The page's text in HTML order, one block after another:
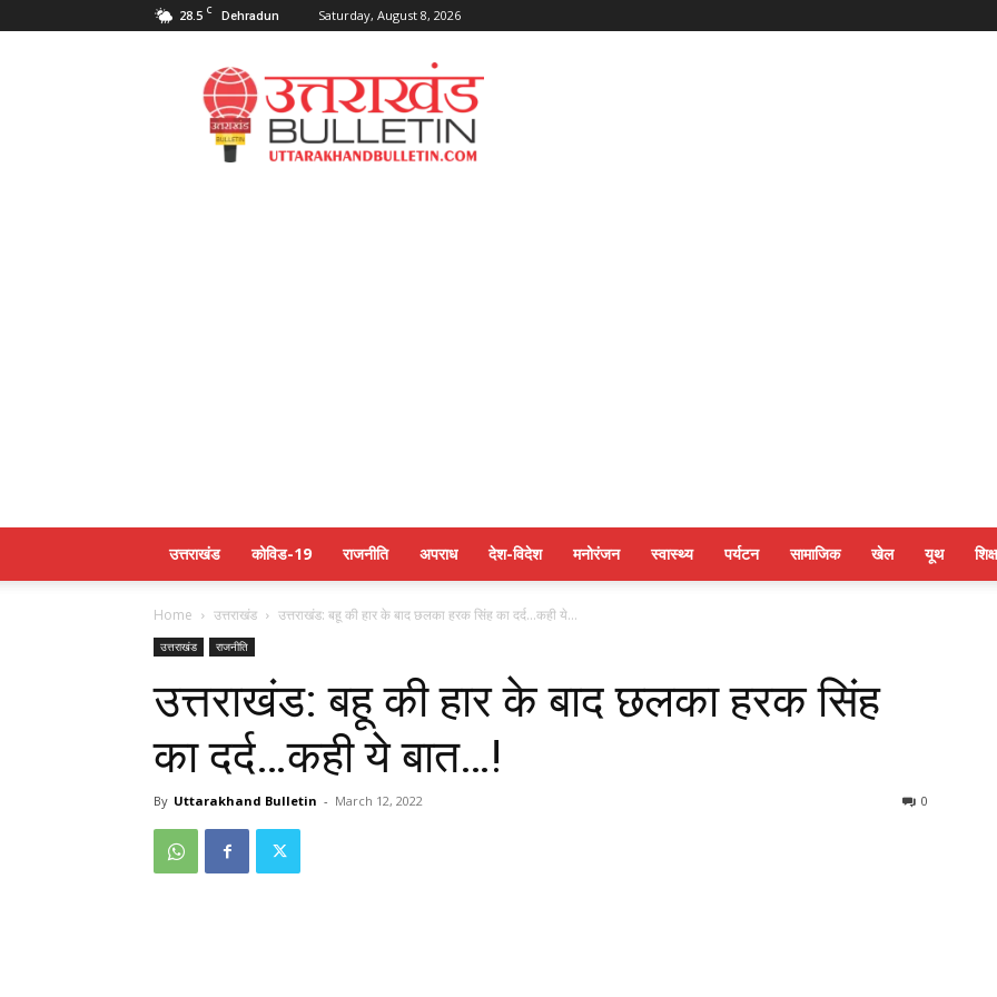
28.5 C Dehradun Saturday, August 8, 2026
Uttarakahnd
Bulletin
उत्तराखंड कोविड-19 राजनीति अपराध देश-विदेश मनोरंजन स्वास्थ्य पर्यटन सामाजिक खेल यूथ
Home उत्तराखंड उत्तराखंड: बहू की हार के बाद छलका हरक सिंह का दर्द…कही ये...
उत्तराखंड राजनीति
उत्तराखंड: बहू की हार के बाद छलका हरक सिंह
का दर्द…कही ये बात…!
By Uttarakhand Bulletin - March 12, 2022 0